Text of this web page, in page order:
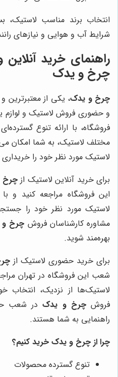
انتخاب برند مناسب لاستیک،
شرایط آب و هوایی و نیازهای
راهنمای خرید
چرخ و یدک
چرخ و یدک، یکی از معتبرترین
و حضوری فروش لاستیک و لوازم
فروشگاه، با ارائه تنوع
مختلف لاستیک، به شما امکان
لاستیک مورد نظر خود را خریداری
برای خرید آنلاین لاستیک ازچرخ
این فروشگاه مراجعه کنید و
لاستیک مورد نظر خود را
مشاوره کارشناسان فروش چرخ
بهره‌مند شوید.
برای خرید حضوری لاستیک از
شعب این فروشگاه در تهران
لاستیک‌ها از نزدیک، انتخاب
فروشچرخ و یدکدر شعب
راهنمایی به شما هستند.
چرا از چرخ و یدک خرید کنیم؟
تنوع گسترده محصولات